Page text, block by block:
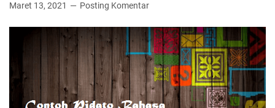
Maret 13, 2021 Posting Komentar